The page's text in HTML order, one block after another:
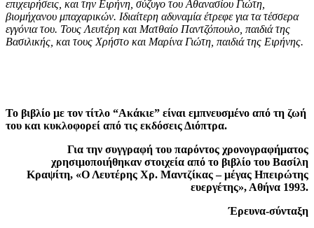
επιχειρήσεις, και την Ειρήνη, σύζυγο του Αθανασίου Γιώτη,
βιομήχανου μπαχαρικών. Ιδιαίτερη αδυναμία έτρεφε για τα τέσσερα
εγγόνια του. Τους Λευτέρη και Ματθαίο Παντζόπουλο, παιδιά της
Βασιλικής, και τους Χρήστο και Μαρίνα Γιώτη, παιδιά της Ειρήνης.
Το βιβλίο με τον τίτλο “Ακάκιε” είναι εμπνευσμένο από τη ζωή
του και κυκλοφορεί από τις εκδόσεις Διόπτρα.
Για την συγγραφή του παρόντος χρονογραφήματος
χρησιμοποιήθηκαν στοιχεία από το βιβλίο του Βασίλη
Κραψίτη, «Ο Λευτέρης Χρ. Μαντζίκας – μέγας Ηπειρώτης
ευεργέτης», Αθήνα 1993.
Έρευνα-σύνταξη